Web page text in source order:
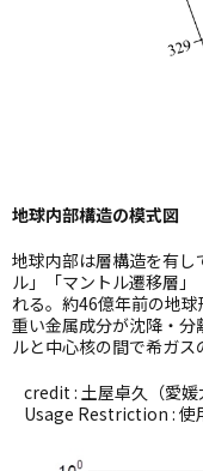
地球内部構造の模式図
地球内部は層構造を有し
ル」「マントル遷移層
れる。約46億年前の地
重い金属成分が沈降・
ルと中心核の間で希ガス
credit : 土屋卓久（愛媛
Usage Restriction : 使